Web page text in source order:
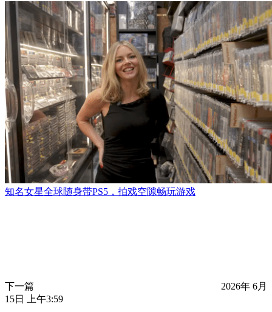
知名女星全球随身带PS5，拍戏空隙畅玩游戏
下一篇
2026年 6月
15日 上午3:59